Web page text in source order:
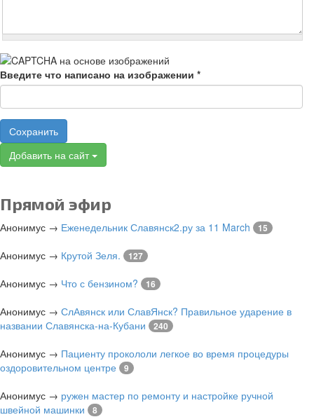
Введите что написано на изображении *
Сохранить
Добавить на сайт
Прямой эфир
Анонимус → Еженедельник Славянск2.ру за 11 March 15
Анонимус → Крутой Зеля. 127
Анонимус → Что с бензином? 16
Анонимус → СлАвянск или СлавЯнск? Правильное ударение в
названии Славянска-на-Кубани
240
Анонимус → Пациенту прокололи легкое во время процедуры
оздоровительном центре
9
Анонимус → ружен мастер по ремонту и настройке ручной
швейной машинки
8